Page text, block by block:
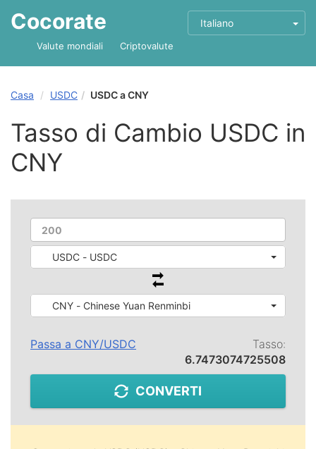
Cocorate Italiano
Valute mondiali Criptovalute
Casa USDC USDC a CNY
Tasso di Cambio USDC in
CNY
USDC - USDC
CNY - Chinese Yuan Renminbi
Passa a CNY/USDC
Tasso:
6.7473074725508
CONVERTI